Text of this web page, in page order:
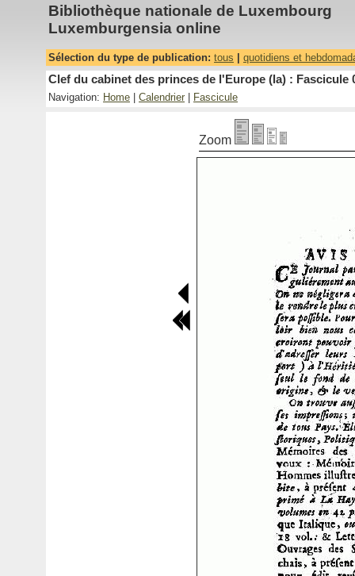
Bibliothèque nationale de Luxembourg
Luxemburgensia online
Sélection du type de publication: tous quotidiens et
Clef du cabinet des princes de l'Europe (la) : Fascicule
Navigation: Home Calendrier Fascicule
Zoom